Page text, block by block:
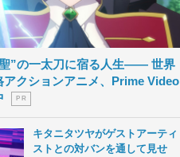
”の一太刀に宿る人生―― 世界
アクションアニメ、Prime Video
P R
キタニタツヤがゲストアーティ
ストとの対バンを通して見せ